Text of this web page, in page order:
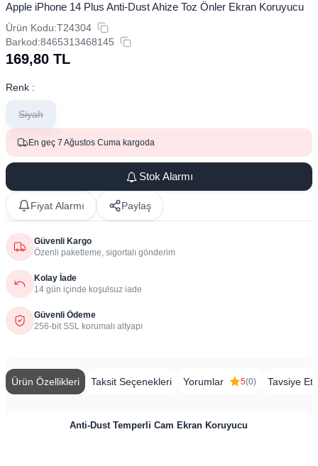
Apple iPhone 14 Plus Anti-Dust Ahize Toz Önler Ekran Koruyucu
Ürün Kodu:T24304
Barkod:8465313468145
169,80 TL
Renk :
Siyah
En geç 7 Ağustos Cuma kargoda
Stok Alarmı
Fiyat Alarmı Paylaş
Güvenli Kargo
Özenli paketleme, sigortalı gönderim
Kolay İade
14 gün içinde koşulsuz iade
Güvenli Ödeme
256-bit SSL korumalı altyapı
Ürün Özellikleri Taksit Seçenekleri Yorumlar 5(0) Tavsiye Et
Anti-Dust Temperli Cam Ekran Koruyucu